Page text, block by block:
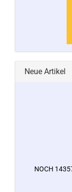
Neue Artikel
NOCH